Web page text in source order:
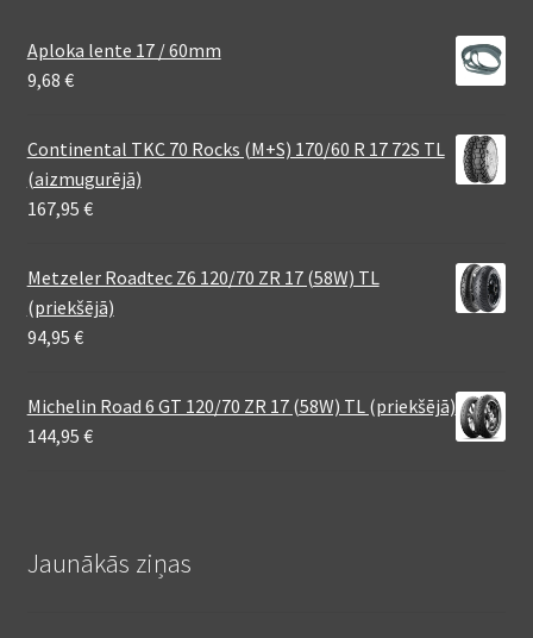
Aploka lente 17 / 60mm
9,68 €
Continental TKC 70 Rocks (M+S) 170/60 R 17 72S TL
(aizmugurējā)
167,95 €
Metzeler Roadtec Z6 120/70 ZR 17 (58W) TL
(priekšējā)
94,95 €
Michelin Road 6 GT 120/70 ZR 17 (58W) TL (priekšējā)
144,95 €
Jaunākās ziņas